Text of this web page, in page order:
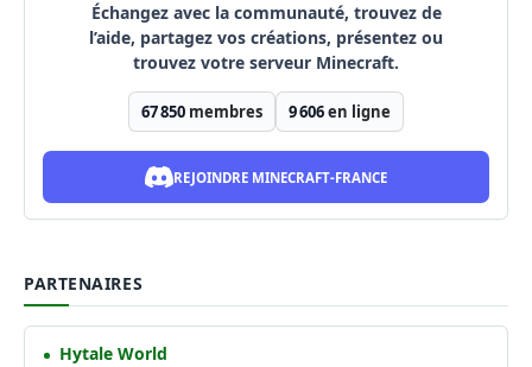
Échangez avec la communauté, trouvez de
l’aide, partagez vos créations, présentez ou
trouvez votre serveur Minecraft.
67 850 membres 9 606en ligne
REJOINDRE MINECRAFT-FRANCE
PARTENAIRES
Hytale World